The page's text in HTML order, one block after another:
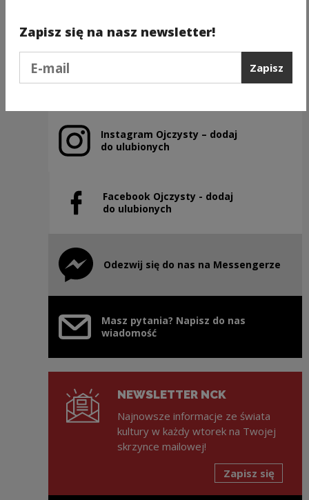
Poprzedni slajd
Instagram Ojczysty – dodaj
do ulubionych
Uwaga, link zostanie otwarty w nowym oknie
Facebook Ojczysty - dodaj
do ulubionych
Uwaga, link zostanie otwarty w nowym oknie
Odezwij się do nas na Messengerze
Uwaga, link zostanie otwarty w nowym oknie
Masz pytania? Napisz do nas
wiadomość
NEWSLETTER NCK
Najnowsze informacje ze świata
kultury w każdy wtorek na Twojej
skrzynce mailowej!
Zapisz się
Zapisz się na nasz newsletter!
Zapisz